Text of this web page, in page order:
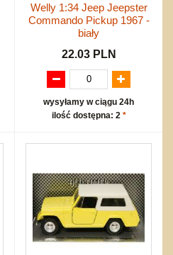
Welly 1:34 Jeep Jeepster
Commando Pickup 1967 -
biały
22.03 PLN
wysyłamy w ciągu 24h
ilość dostępna: 2 *